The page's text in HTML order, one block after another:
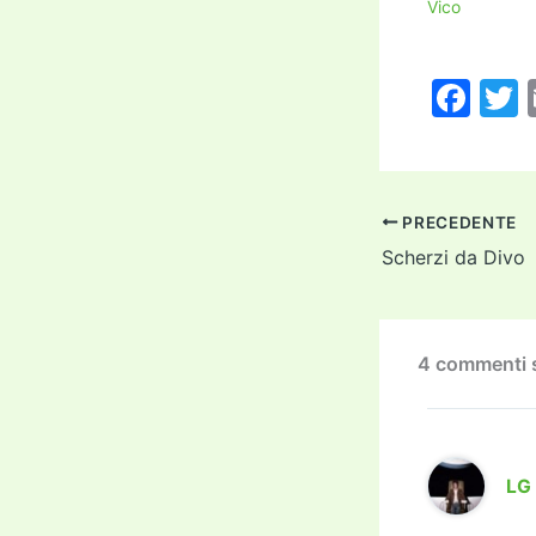
Vico
F
c
e
b
o
k
PRECEDENTE
Scherzi da Divo
4 commenti
LG